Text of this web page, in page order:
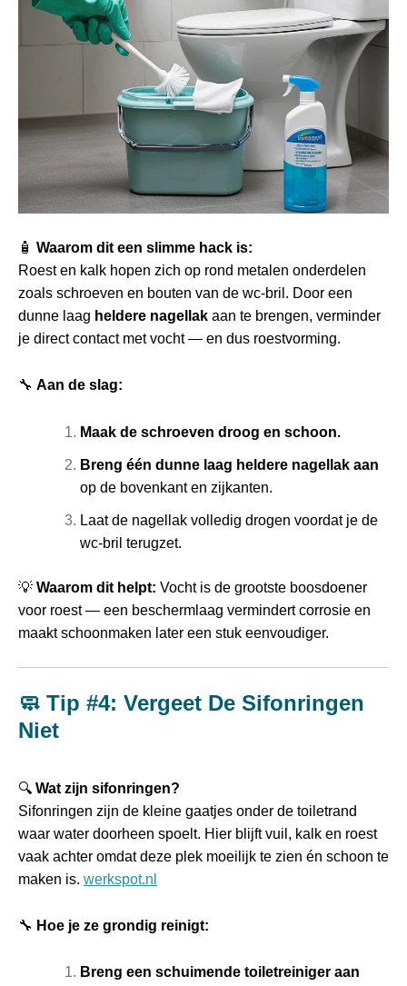
🧴 Waarom dit een slimme hack is:
Roest en kalk hopen zich op rond metalen onderdelen
zoals schroeven en bouten van de wc‑bril. Door een
dunne laag heldere nagellak aan te brengen, verminder
je direct contact met vocht — en dus roestvorming.
🔧 Aan de slag:
Maak de schroeven droog en schoon.
Breng één dunne laag heldere nagellak aan
op de bovenkant en zijkanten.
Laat de nagellak volledig drogen voordat je de
wc‑bril terugzet.
💡 Waarom dit helpt: Vocht is de grootste boosdoener
voor roest — een beschermlaag vermindert corrosie en
maakt schoonmaken later een stuk eenvoudiger.
🧼 Tip #4: Vergeet De Sifonringen
Niet
🔍 Wat zijn sifonringen?
Sifonringen zijn de kleine gaatjes onder de toiletrand
waar water doorheen spoelt. Hier blijft vuil, kalk en roest
vaak achter omdat deze plek moeilijk te zien én schoon te
maken is. werkspot.nl
🔧 Hoe je ze grondig reinigt:
Breng een schuimende toiletreiniger aan